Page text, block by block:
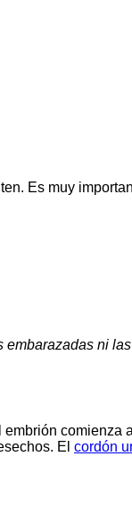
Es muy
ni
comienza
El cordón